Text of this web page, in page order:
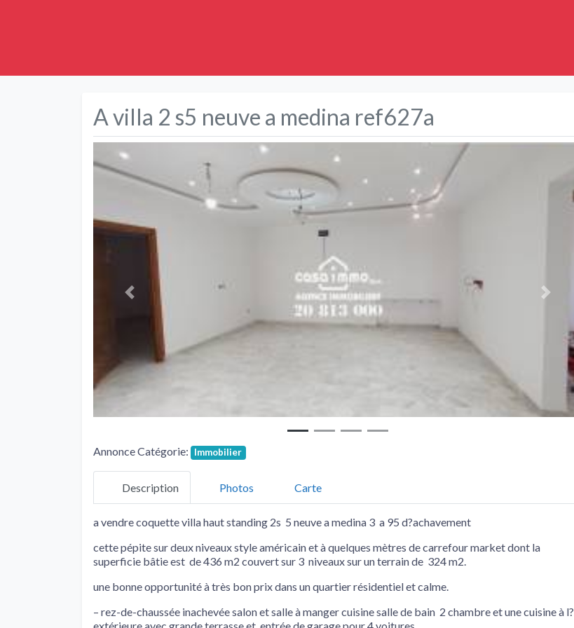
A villa 2 s5 neuve a medina ref627a
Précédent Suivant
Annonce Catégorie: Immobilier
Description Photos Carte
a vendre coquette villa haut standing 2s 5 neuve a medina 3 a 95 d?achavement
cette pépite sur deux niveaux style américain et à quelques mètres de carrefour market dont la
superficie bâtie est de 436 m2 couvert sur 3 niveaux sur un terrain de 324 m2.
une bonne opportunité à très bon prix dans un quartier résidentiel et calme.
– rez-de-chaussée inachevée salon et salle à manger cuisine salle de bain 2 chambre et une cuisine à l?